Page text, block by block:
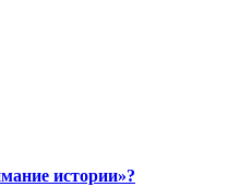
истории»?